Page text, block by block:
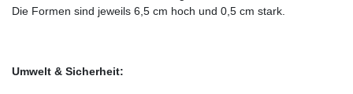
Die Formen sind jeweils 6,5 cm hoch und 0,5 cm stark.
Umwelt & Sicherheit: